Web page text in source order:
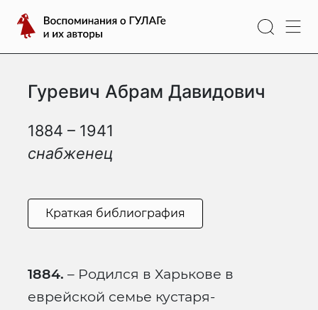
содержимому
Воспоминания
о
ГУЛАГе
ихГуревич Абрам Давидович
1884 – 1941
снабженец
Краткая библиография
1884. – Родился в Харькове в
еврейской семье кустаря-